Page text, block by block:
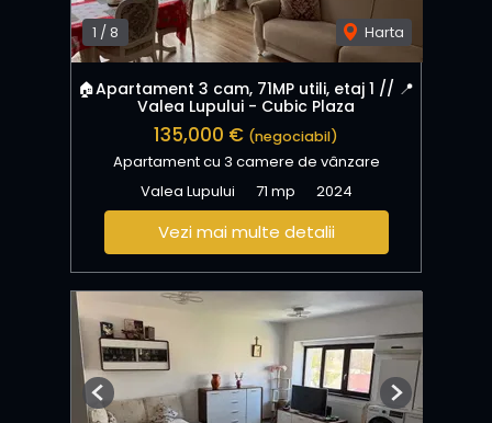
1 /8 Harta
🏠Apartament 3 cam, 71MP utili, etaj 1 // 📍
Valea Lupului - Cubic Plaza
135,000 € (negociabil)
Apartament cu 3 camere de vânzare
Valea Lupului
71 mp 2024
Vezi mai multe detalii
Previous Next